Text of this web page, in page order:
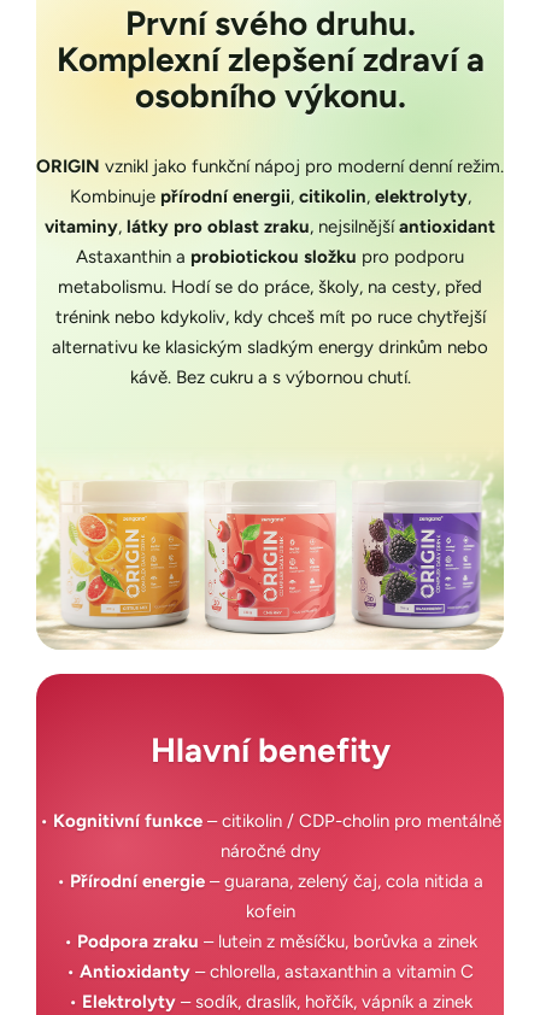
První svého druhu.
Komplexní zlepšení zdraví a
osobního výkonu.
ORIGIN vznikl jako funkční nápoj pro moderní denní režim.
Kombinuje přírodní energii, citikolin, elektrolyty,
vitaminy, látky pro oblast zraku, nejsilnějšíantioxidant
Astaxanthin a probiotickou složku pro podporu
metabolismu. Hodí se do práce, školy, na cesty, před
trénink nebo kdykoliv, kdy chceš mít po ruce chytřejší
alternativu ke klasickým sladkým energy drinkům nebo
kávě. Bez cukru a s výbornou chutí.
Hlavní benefity
• Kognitivní funkce– citikolin / CDP-cholin pro mentálně
náročné dny
• Přírodní energie – guarana, zelený čaj, cola nitida a
kofein
• Podpora zraku – lutein z měsíčku, borůvka a zinek
• Antioxidanty – chlorella, astaxanthin a vitamin C
• Elektrolyty– sodík, draslík, hořčík, vápník a zinek